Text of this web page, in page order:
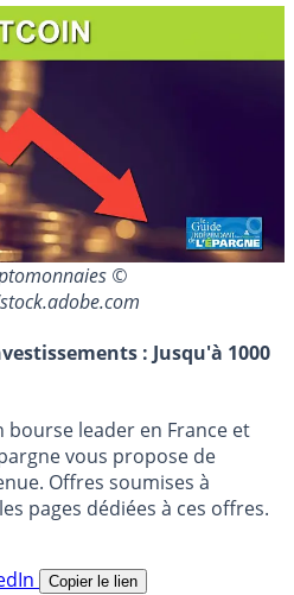
©
: Jusqu'à 1000
leader en France et
vous propose de
Offres soumises à
pages dédiées à ces offres.
Copier le lien